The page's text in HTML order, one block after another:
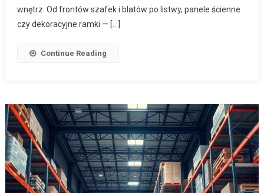
wnętrz. Od frontów szafek i blatów po listwy, panele ścienne
czy dekoracyjne ramki — […]
Continue Reading